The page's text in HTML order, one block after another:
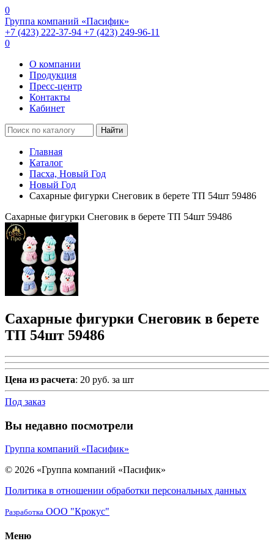
0
Группа компаний «Пасифик»
+7 (423) 222-37-94 +7 (423) 249-96-11
0
О компании
Продукция
Пресс-центр
Контакты
Кабинет
Найти
Главная
Каталог
Пасха, Новый Год
Новый Год
Сахарные фигурки Снеговик в берете ТП 54шт 59486
Сахарные фигурки Снеговик в берете ТП 54шт 59486
Сахарные фигурки Снеговик в берете
ТП 54шт 59486
Цена из расчета: 20 руб. за шт
Под заказ
Вы недавно посмотрели
Группа компаний «Пасифик»
© 2026 «Группа компаний «Пасифик»
Политика в отношении обработки персональных данных
Разработка ООО "Крокус"
Меню